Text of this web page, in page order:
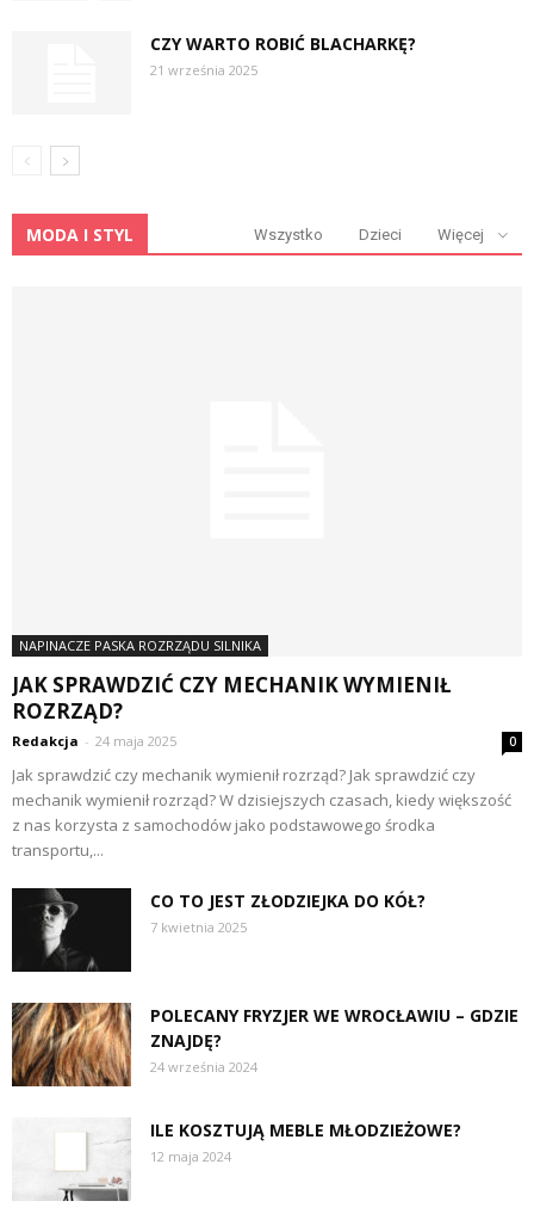
CZY WARTO ROBIĆ BLACHARKĘ?
21 września 2025
MODA I STYL Wszystko Dzieci Więcej
NAPINACZE PASKA ROZRZĄDU SILNIKA
JAK SPRAWDZIĆ CZY MECHANIK WYMIENIŁ
ROZRZĄD?
Redakcja - 24 maja 2025 0
Jak sprawdzić czy mechanik wymienił rozrząd? Jak sprawdzić czy
mechanik wymienił rozrząd? W dzisiejszych czasach, kiedy większość
z nas korzysta z samochodów jako podstawowego środka
transportu,...
CO TO JEST ZŁODZIEJKA DO KÓŁ?
7 kwietnia 2025
POLECANY FRYZJER WE WROCŁAWIU – GDZIE
ZNAJDĘ?
24 września 2024
ILE KOSZTUJĄ MEBLE MŁODZIEŻOWE?
12 maja 2024